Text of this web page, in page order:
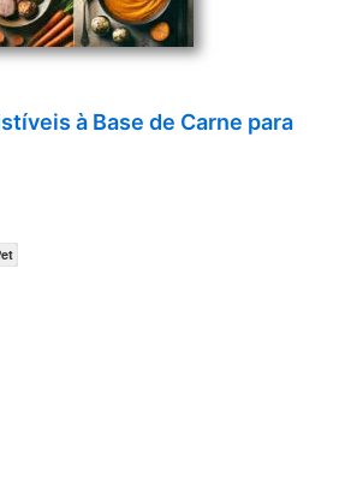
à Base de Carne para